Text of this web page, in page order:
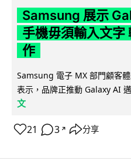
Samsung 展示
手機毋須輸入文字
作
Samsung 電子 MX 部門顧客
表示，品牌正推動 Galaxy AI
文
21 3 ↗ 分享